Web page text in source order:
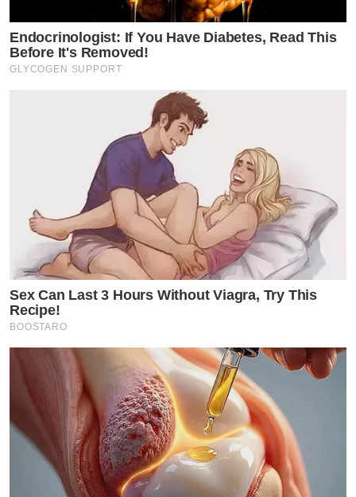
Endocrinologist: If You Have Diabetes, Read This
Before It's Removed!
GLYCOGEN SUPPORT
Sex Can Last 3 Hours Without Viagra, Try This
Recipe!
BOOSTARO